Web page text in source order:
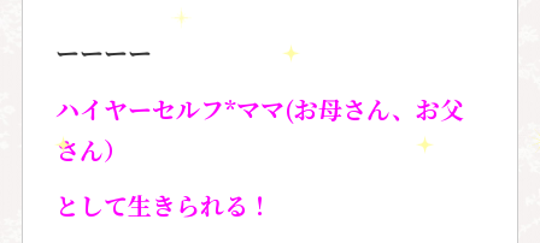
ーーーー
ハイヤーセルフ*ママ(お母さん、お父
さん）
として生きられる！